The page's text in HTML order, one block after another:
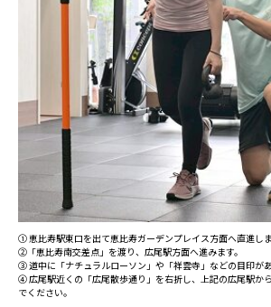
① 恵比寿駅東口を出て恵比寿ガーデンプレイス方面へ直進しま
②「恵比寿南交差点」を渡り、広尾駅方面へ進みます。
③ 道中に「ナチュラルローソン」や「祥雲寺」などの目印があ
④ 広尾駅近くの「広尾散歩通り」を右折し、上記の広尾駅か
でください。